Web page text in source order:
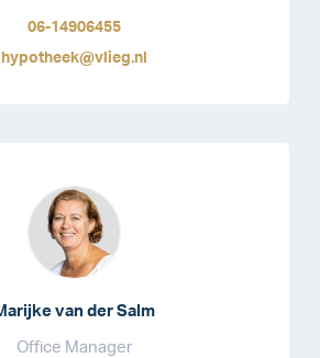
06-14906455
hypotheek@vlieg.nl
van der Salm
Office Manager